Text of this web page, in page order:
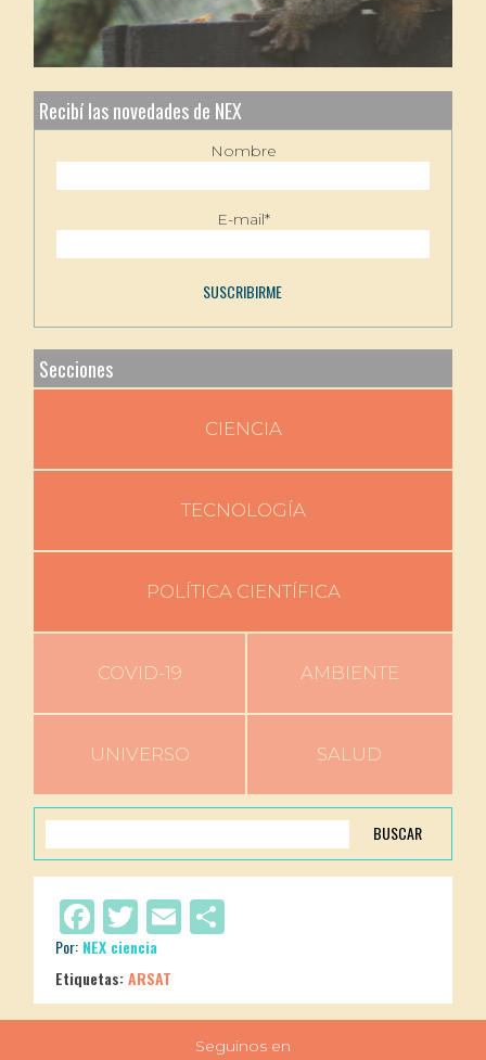
Recibí las novedades de NEX
Nombre
E-mail*
Secciones
CIENCIA
TECNOLOGÍA
POLÍTICA CIENTÍFICA
COVID-19 AMBIENTE
UNIVERSO SALUD
BUSCAR
Facebook
Twitter
Email
Por: NEX ciencia
Etiquetas:ARSAT
Seguinos en